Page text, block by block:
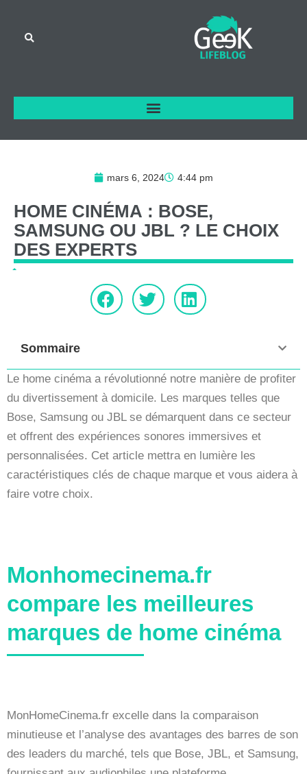
mars 6, 2024 4:44 pm
HOME CINÉMA : BOSE,
SAMSUNG OU JBL ? LE CHOIX
DES EXPERTS
Sommaire
Le home cinéma a révolutionné notre manière de profiter
du divertissement à domicile. Les marques telles que
Bose, Samsung ou JBL se démarquent dans ce secteur
et offrent des expériences sonores immersives et
personnalisées. Cet article mettra en lumière les
caractéristiques clés de chaque marque et vous aidera à
faire votre choix.
Monhomecinema.fr
compare les meilleures
marques de home cinéma
MonHomeCinema.fr excelle dans la comparaison
minutieuse et l’analyse des avantages des barres de son
des leaders du marché, tels que Bose, JBL, et Samsung,